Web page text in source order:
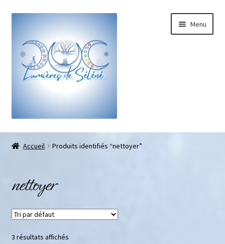
Menu
Boutique
Galets pouce anti-stress
Pendentifs sifflet et fioles
Mini géodes
Accueil Produits identifiés “nettoyer”
nettoyer
3 résultats affichés